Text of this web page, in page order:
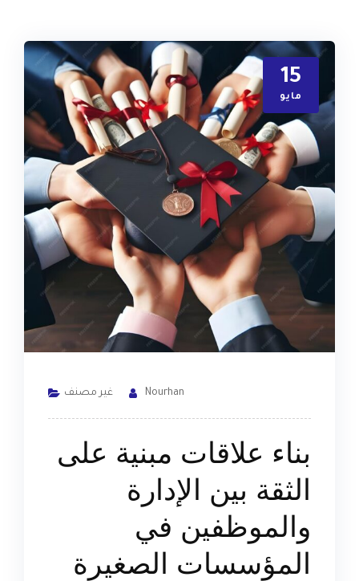
15
مايو
Nourhan غير مصنف
بناء علاقات مبنية على
الثقة بين الإدارة
والموظفين في
المؤسسات الصغيرة